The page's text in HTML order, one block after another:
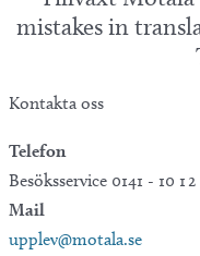
mistakes in
Kontakta oss
Telefon
Besöksservice 0141 - 10 1
Mail
upplev@motala.se